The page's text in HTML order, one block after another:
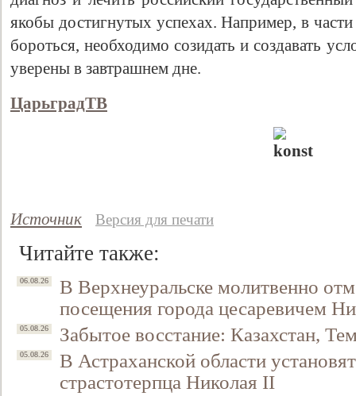
якобы достигнутых успехах. Например, в
бороться, необходимо созидать и создавать
уверены в завтрашнем дне.
ЦарьградТВ
Источник Версия для печати
Читайте также:
06.08.26
В Верхнеуральске молитвенно
посещения города цесаревичем
05.08.26 Забытое восстание: Казахстан,
05.08.26
В Астраханской области
страстотерпца Николая II